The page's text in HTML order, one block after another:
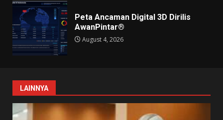
Peta Ancaman Digital 3D Dirilis
AwanPintar®
August 4, 2026
LAINNYA